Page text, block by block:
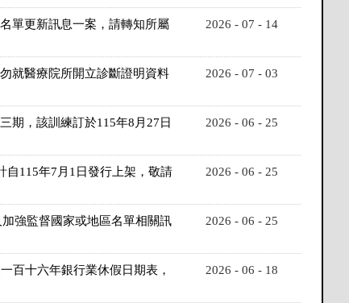
單更新訊息一案，請轉知所屬
2026 - 07 - 14
就醫療院所開立診斷證明資料
2026 - 07 - 03
期，該訓練訂於115年8月27日
2026 - 06 - 25
自115年7月1日發行上架，敬請
2026 - 06 - 25
強監督國家或地區名單相關訊
2026 - 06 - 25
百十六年銀行業休假日期表，
2026 - 06 - 18